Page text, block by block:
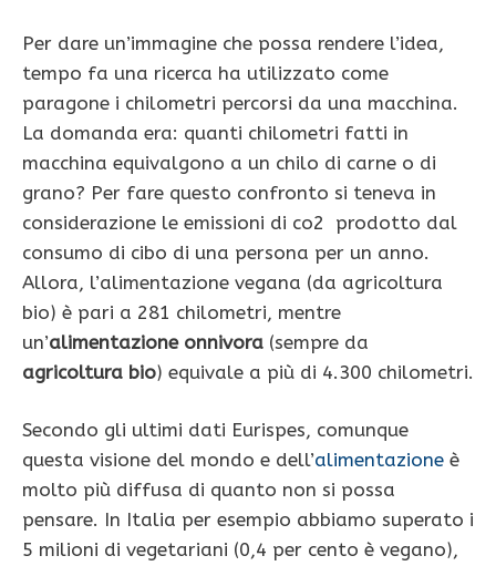
Per dare un’immagine che possa rendere l’idea,
tempo fa una ricerca ha utilizzato come
paragone i chilometri percorsi da una macchina.
La domanda era: quanti chilometri fatti in
macchina equivalgono a un chilo di carne o di
grano? Per fare questo confronto si teneva in
considerazione le emissioni di co2 prodotto dal
consumo di cibo di una persona per un anno.
Allora, l’alimentazione vegana (da agricoltura
bio) è pari a 281 chilometri, mentre
un’alimentazione onnivora (sempre da
agricoltura bio) equivale a più di 4.300 chilometri.
Secondo gli ultimi dati Eurispes, comunque
questa visione del mondo e dell’alimentazione è
molto più diffusa di quanto non si possa
pensare. In Italia per esempio abbiamo superato i
5 milioni di vegetariani (0,4 per cento è vegano),